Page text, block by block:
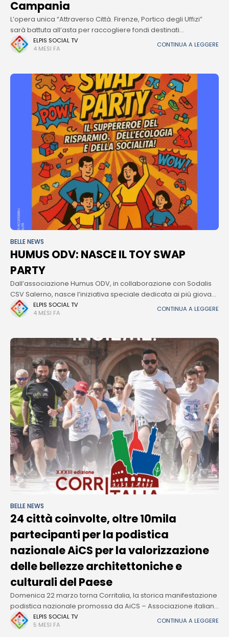
Campania
L’opera unica “Attraverso Città. Firenze, Portico degli Uffizi”
sarà battuta all’asta per raccogliere fondi destinati
all’assistenza domiciliare promossa da AIL Salerno Prende
ufficialmente il via l’asta pubblica dell’opera unica “Attraverso
ELPIS SOCIAL TV
4 MESI FA
CONTINUA A LEGGERE
BELLE NEWS
HUMUS ODV: NASCE IL TOY SWAP
PARTY
Dall’associazione Humus ODV, in collaborazione con Sodalis
CSV Salerno, nasce l’iniziativa speciale dedicata ai più giovani:
il Toy Swap Party. Un progetto nato per sensibilizzare ragazzi e
bambini sulle tematiche
ELPIS SOCIAL TV
4 MESI FA
CONTINUA A LEGGERE
BELLE NEWS
24 città coinvolte, oltre 10mila
partecipanti per la podistica
nazionale AiCS per la valorizzazione
delle bellezze architettoniche e
culturali del Paese
Domenica 22 marzo torna Corritalia, la storica manifestazione
podistica nazionale promossa da AiCS – Associazione italiana
cultura sport che, per la sua XXXIII edizione, coinvolgerà
contemporaneamente 24 tra città e
ELPIS SOCIAL TV
5 MESI FA
CONTINUA A LEGGERE